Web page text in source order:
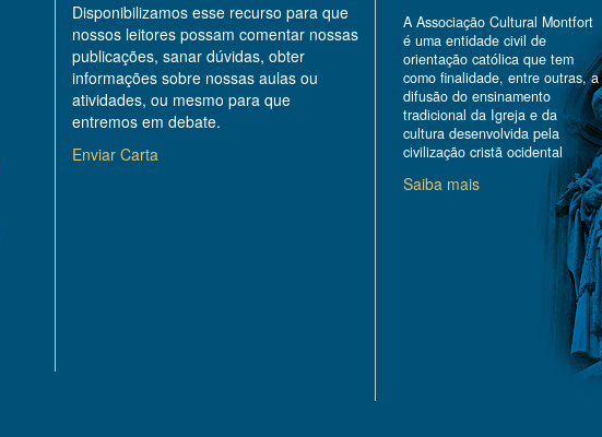
Disponibilizamos esse recurso para que
nossos leitores possam comentar nossas
publicações, sanar dúvidas, obter
informações sobre nossas aulas ou
atividades, ou mesmo para que
entremos em debate.
Enviar Carta
A Associação Cultural Montfort
é uma entidade civil de
orientação católica que tem
como finalidade, entre outras, a
difusão do ensinamento
tradicional da Igreja e da
cultura desenvolvida pela
civilização cristã ocidental
Saiba mais